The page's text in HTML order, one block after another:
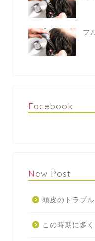
フ
Facebook
New Post
頭皮のトラブル
この時期に多